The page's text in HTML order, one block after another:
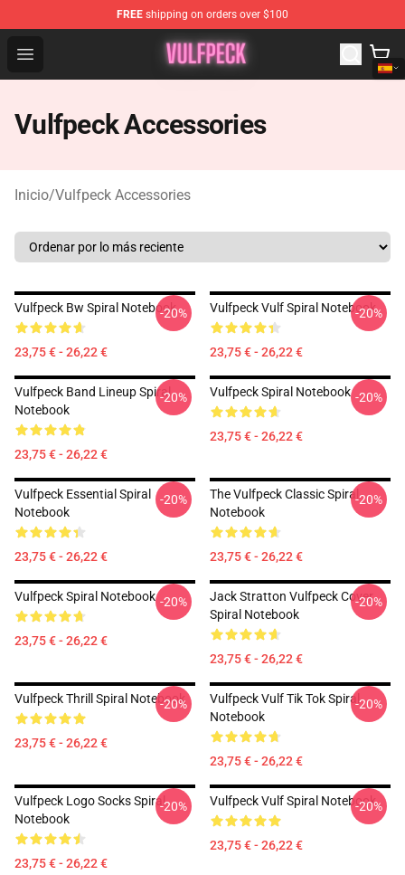
FREE shipping on orders over $100
Open menu
Vulfpeck Shop - Official Vulfpeck Merchandise Store
Vulfpeck Accessories
Inicio/Vulfpeck Accessories
Vulfpeck Bw Spiral Notebook
23,75 € - 26,22 €
-20% Vulfpeck Vulf Spiral Notebook
23,75 € - 26,22 €
-20%
Vulfpeck Band Lineup Spiral
Notebook
23,75 € - 26,22 €
-20% Vulfpeck Spiral Notebook
23,75 € - 26,22 €
-20%
Vulfpeck Essential Spiral
Notebook
23,75 € - 26,22 €
-20%
The Vulfpeck Classic Spiral
Notebook
23,75 € - 26,22 €
-20%
Vulfpeck Spiral Notebook
23,75 € - 26,22 €
-20%
Jack Stratton Vulfpeck Cover
Spiral Notebook
23,75 € - 26,22 €
-20%
Vulfpeck Thrill Spiral Notebook
23,75 € - 26,22 €
-20%
Vulfpeck Vulf Tik Tok Spiral
Notebook
23,75 € - 26,22 €
-20%
Vulfpeck Logo Socks Spiral
Notebook
23,75 € - 26,22 €
-20% Vulfpeck Vulf Spiral Notebook
23,75 € - 26,22 €
-20%